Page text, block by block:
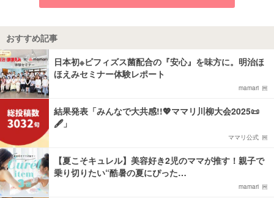
おすすめ記事
日本初※ビフィズス菌配合の『安心』を味方に。明治ほ
ほえみセミナー体験レポート
mamari
結果発表「みんなで大共感!!💖ママリ川柳大会2025📜
🖋️」
ママリ公式
【夏こそキュレル】美容好き2児のママが推す！親子で
乗り切りたい“酷暑の夏にぴった…
mamari